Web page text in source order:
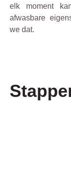
elk moment
afwasbare
we dat.